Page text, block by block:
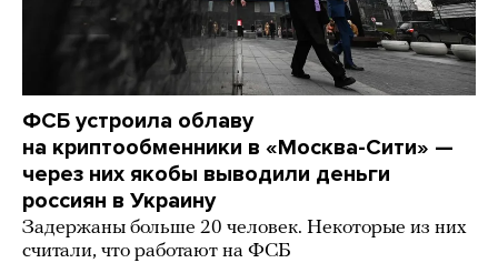
ФСБ устроила облаву
на криптообменники в «Москва-Сити» —
через них якобы выводили деньги
россиян в Украину
Задержаны больше 20 человек. Некоторые из них
считали, что работают на ФСБ